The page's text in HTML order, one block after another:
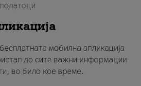
мобилна апликација
до сите важни информации
во било кое време.